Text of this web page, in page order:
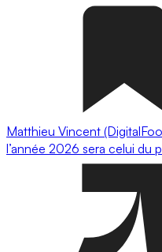
Matthieu Vincent
l’année 2026 sera celui du